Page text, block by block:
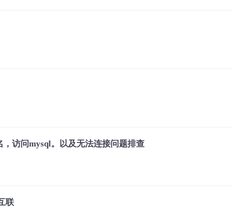
访问mysql。以及无法连接问题排查
联